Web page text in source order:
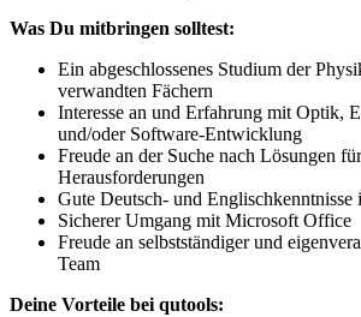
Was Du mitbringen solltest:
Ein abgeschlossenes Studium der
verwandten Fächern
Interesse an und Erfahrung mit Optik,
und/oder Software-Entwicklung
Freude an der Suche nach Lösungen
Herausforderungen
Gute Deutsch- und
Sicherer Umgang mit Microsoft Office
Freude an selbstständiger und
Team
Deine Vorteile bei qutools: